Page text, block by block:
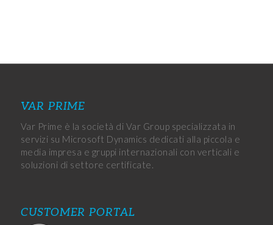
VAR PRIME
Var Prime è la società di Var Group specializzata in
servizi su Microsoft Dynamics dedicati alla piccola e
media impresa e gruppi internazionali con verticali e
soluzioni di settore certificate.
CUSTOMER PORTAL